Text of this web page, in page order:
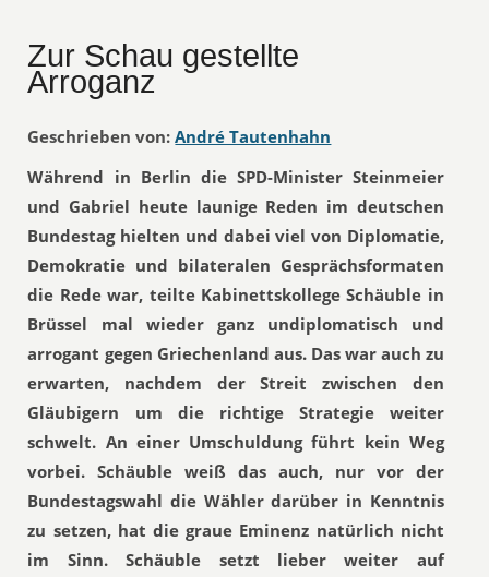
Zur Schau gestellte
Arroganz
Geschrieben von: André Tautenhahn
Während in Berlin die SPD-Minister Steinmeier
und Gabriel heute launige Reden im deutschen
Bundestag hielten und dabei viel von Diplomatie,
Demokratie und bilateralen Gesprächsformaten
die Rede war, teilte Kabinettskollege Schäuble in
Brüssel mal wieder ganz undiplomatisch und
arrogant gegen Griechenland aus. Das war auch zu
erwarten, nachdem der Streit zwischen den
Gläubigern um die richtige Strategie weiter
schwelt. An einer Umschuldung führt kein Weg
vorbei. Schäuble weiß das auch, nur vor der
Bundestagswahl die Wähler darüber in Kenntnis
zu setzen, hat die graue Eminenz natürlich nicht
im Sinn. Schäuble setzt lieber weiter auf